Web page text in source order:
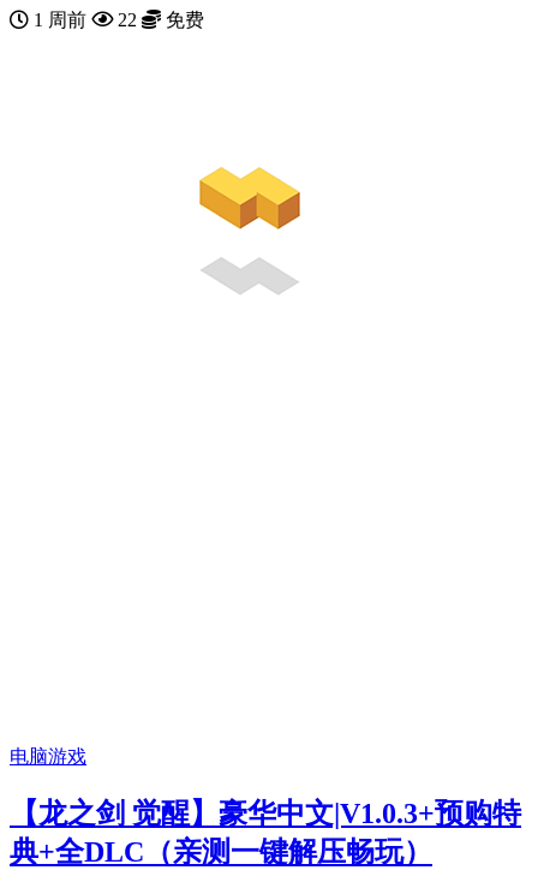
1 周前 22 免费
电脑游戏
【龙之剑 觉醒】豪华中文|V1.0.3+预购特
典+全DLC（亲测一键解压畅玩）